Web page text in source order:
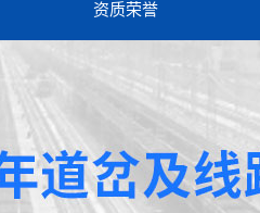
资质荣誉